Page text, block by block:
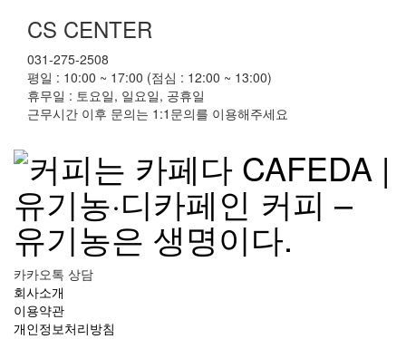
CS CENTER
031-275-2508
평일 : 10:00 ~ 17:00 (점심 : 12:00 ~ 13:00)
휴무일 : 토요일, 일요일, 공휴일
근무시간 이후 문의는 1:1문의를 이용해주세요
카카오톡 상담
회사소개
이용약관
개인정보처리방침